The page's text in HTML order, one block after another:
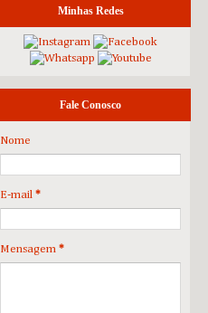
Minhas Redes
Fale Conosco
Nome
E-mail *
Mensagem *